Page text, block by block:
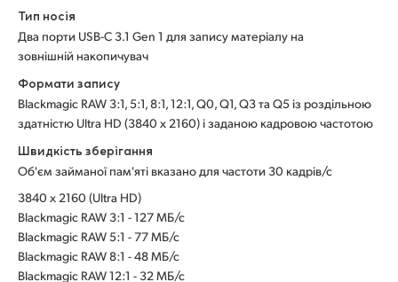
Тип носія
Два порти USB-C 3.1 Gen 1 для запису матеріалу на
зовнішній накопичувач
Формати запису
Blackmagic RAW 3:1, 5:1, 8:1, 12:1, Q0, Q1, Q3 та Q5 із роздільною
здатністю Ultra HD (3840 x 2160) і заданою кадровою частотою
Швидкість зберігання
Об'єм займаної пам'яті вказано для частоти 30 кадрів/с
3840 x 2160 (Ultra HD)
Blackmagic RAW 3:1 - 127 МБ/с
Blackmagic RAW 5:1 - 77 МБ/с
Blackmagic RAW 8:1 - 48 МБ/с
Blackmagic RAW 12:1 - 32 МБ/с